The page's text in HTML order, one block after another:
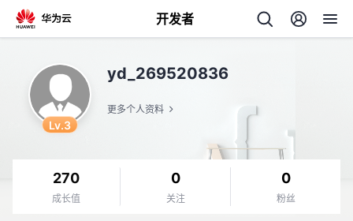
开发者
Lv.3
yd_269520836
更多个人资料
270
成长值
0
关注
0
粉丝